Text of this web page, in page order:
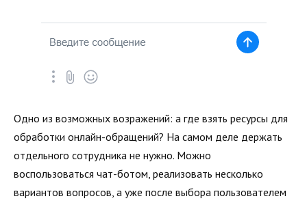
Одно из возможных возражений: а где взять ресурсы для
обработки онлайн-обращений? На самом деле держать
отдельного сотрудника не нужно. Можно
воспользоваться чат-ботом, реализовать несколько
вариантов вопросов, а уже после выбора пользователем